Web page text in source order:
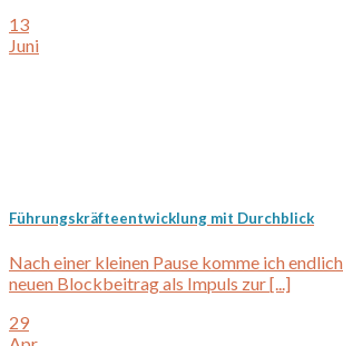
13
Juni
Führungskräfteentwicklung mit Durchblick
Nach einer kleinen Pause komme ich
neuen Blockbeitrag als Impuls zur [...]
29